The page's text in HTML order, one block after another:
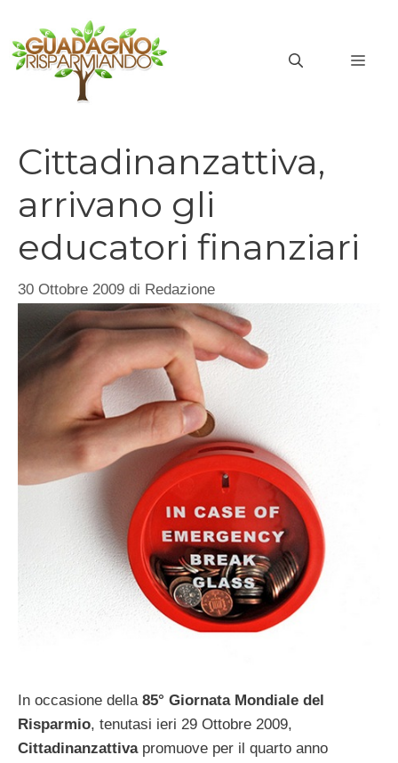
contenuto
Cittadinanzattiva,
arrivano gli
educatori finanziari
30 Ottobre 2009 di Redazione
In occasione della 85° Giornata Mondiale del
Risparmio, tenutasi ieri 29 Ottobre 2009,
Cittadinanzattiva promuove per il quarto anno